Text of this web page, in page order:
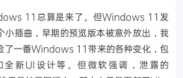
11总算是来了。但Windows 11发
小插曲，早期的预览版本被意外放出，我
了一番Windows 11带来的各种变化，包
全新UI设计等。但微软强调，泄露的